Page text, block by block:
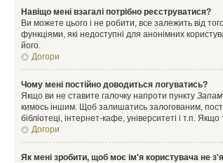
Навіщо мені взагалі потрібно реєструватися?
Ви можете цього і не робити, все залежить від
функціями, які недоступні для анонімних
його.
Догори
Чому мені постійно доводиться логуватись?
Якщо ви не ставите галочку напроти пункту
кимось іншим. Щоб залишатись залогованим,
бібліотеці, інтернет-кафе, університеті і т.п.
Догори
Як мені зробити, щоб моє ім'я користувача не